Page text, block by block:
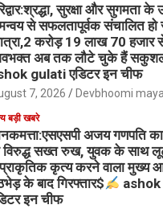
सुरक्षा और सुगमता के
से सफलतापूर्वक संचालित हो
करोड़ 19 लाख 70 हजार
अब तक लौटे चुके हैं
gulati एडिटर इन चीफ
7, 2026 Devbhoomi
बड़ी खबरे
अजय गणपति का
सख्त रुख, युवक के साथ लूट
कृत्य करने वाला मुख्य
के बाद गिरफ्तार$
इन चीफ